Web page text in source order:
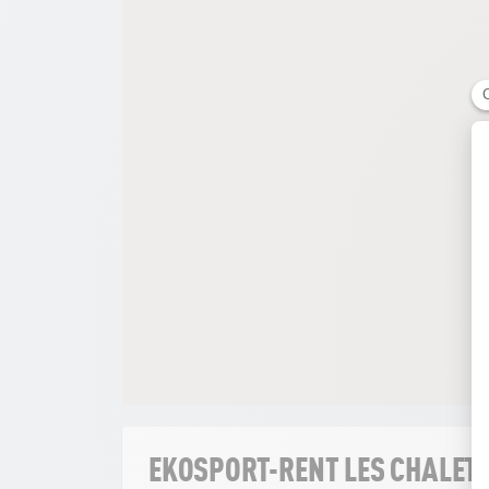
EKOSPORT-RENT LES